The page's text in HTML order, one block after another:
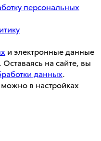
персональных
и электронные данные
на сайте, вы
данных.
в настройках